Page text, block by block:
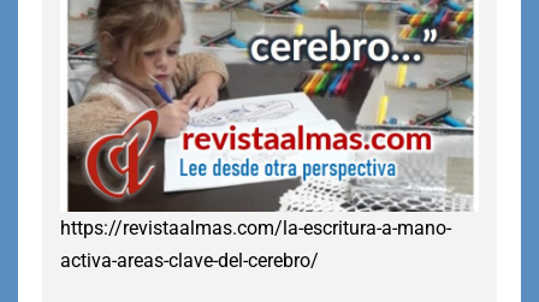
https://revistaalmas.com/la-escritura-a-mano-
activa-areas-clave-del-cerebro/